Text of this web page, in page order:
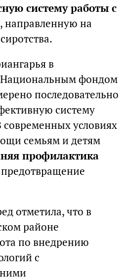
систему работы с
, направленную на
в
Национальным фондом
последовательно
систему
современных условиях
семьям и детям
профилактика
предотвращение
отметила, что в
районе
по внедрению
с